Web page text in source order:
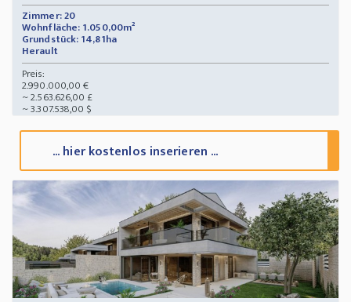
Zimmer: 20
Wohnfläche: 1.050,00m²
Grundstück: 14,81ha
Herault
Preis:
2.990.000,00 €
~ 2.563.626,00 £
~ 3.307.538,00 $
... hier kostenlos inserieren ...